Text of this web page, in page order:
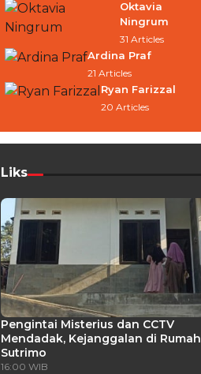
Oktavia
Ningrum
31 Articles
Ardina Praf
21 Articles
Ryan Farizzal
20 Articles
Liks
Pengintai Misterius dan CCTV
Mendadak, Kejanggalan di Rumah
Sutrimo
16:00 WIB